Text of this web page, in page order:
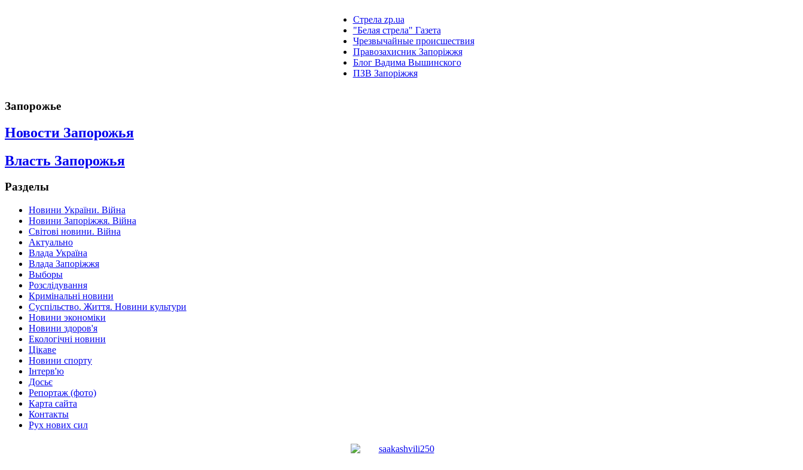
Стрела zp.ua
"Белая стрела" Газета
Чрезвычайные происшествия
Правозахисник Запоріжжя
Блог Вадима Вышинского
ПЗВ Запоріжжя
Запорожье
Новости Запорожья
Власть Запорожья
Разделы
Новини України. Війна
Новини Запоріжжя. Війна
Світові новини. Війна
Актуально
Влада Україна
Влада Запоріжжя
Выборы
Розслідування
Кримінальні новини
Суспільство. Життя. Новини культури
Новини экономіки
Новини здоров'я
Екологічні новини
Цікаве
Новини спорту
Інтерв'ю
Досьє
Репортаж (фото)
Карта сайта
Контакты
Рух нових сил